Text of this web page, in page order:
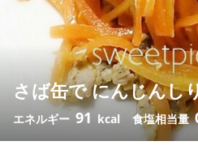
さば缶で にんじんし
エネルギー 91 kcal 食塩相当量